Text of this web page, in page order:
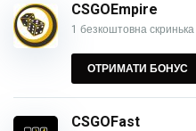
CSGOEmpire
1 безкоштовна
ОТРИМАТИ БОНУС
CSGOFast